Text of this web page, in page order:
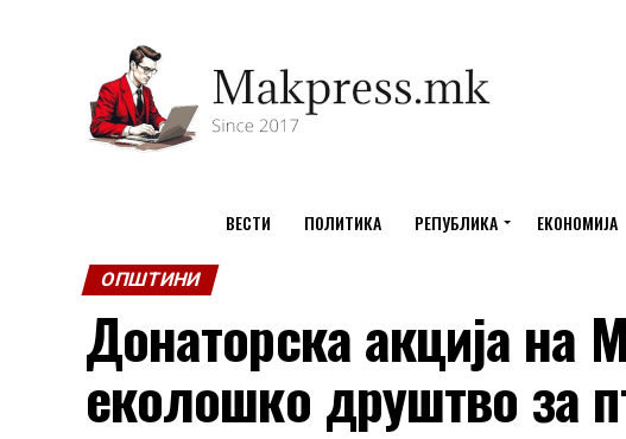
ВЕСТИ ПОЛИТИКА РЕПУБЛИКА ЕКОНОМИЈА
ОПШТИНИ
Донаторска акција на
еколошко друштво за